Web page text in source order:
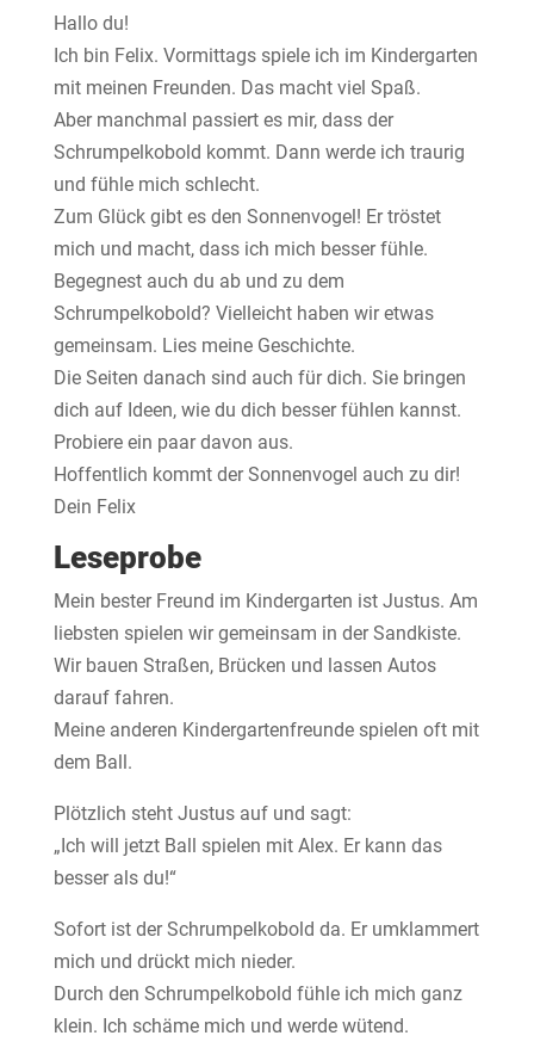
Hallo du!
Ich bin Felix. Vormittags spiele ich im Kindergarten
mit meinen Freunden. Das macht viel Spaß.
Aber manchmal passiert es mir, dass der
Schrumpelkobold kommt. Dann werde ich traurig
und fühle mich schlecht.
Zum Glück gibt es den Sonnenvogel! Er tröstet
mich und macht, dass ich mich besser fühle.
Begegnest auch du ab und zu dem
Schrumpelkobold? Vielleicht haben wir etwas
gemeinsam. Lies meine Geschichte.
Die Seiten danach sind auch für dich. Sie bringen
dich auf Ideen, wie du dich besser fühlen kannst.
Probiere ein paar davon aus.
Hoffentlich kommt der Sonnenvogel auch zu dir!
Dein Felix
Leseprobe
Mein bester Freund im Kindergarten ist Justus. Am
liebsten spielen wir gemeinsam in der Sandkiste.
Wir bauen Straßen, Brücken und lassen Autos
darauf fahren.
Meine anderen Kindergartenfreunde spielen oft mit
dem Ball.
Plötzlich steht Justus auf und sagt:
„Ich will jetzt Ball spielen mit Alex. Er kann das
besser als du!“
Sofort ist der Schrumpelkobold da. Er umklammert
mich und drückt mich nieder.
Durch den Schrumpelkobold fühle ich mich ganz
klein. Ich schäme mich und werde wütend.